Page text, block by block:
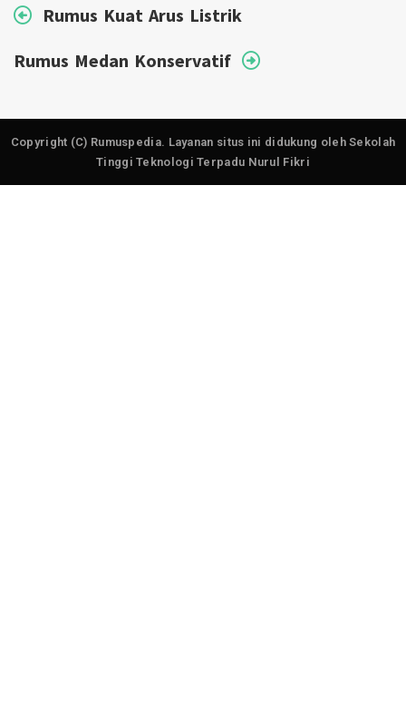
Rumus Kuat Arus Listrik
Rumus Medan Konservatif
Copyright (C) Rumuspedia. Layanan situs ini didukung oleh Sekolah
Tinggi Teknologi Terpadu Nurul Fikri